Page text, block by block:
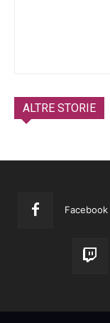
ALTRE STORIE
Facebook